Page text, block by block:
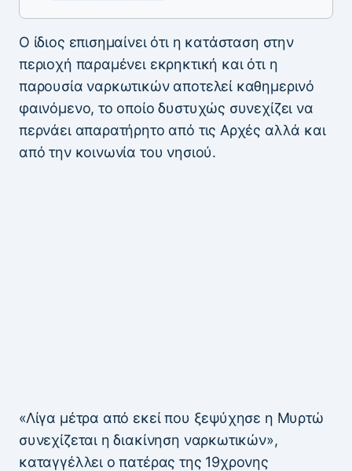
Ο ίδιος επισημαίνει ότι η κατάσταση στην
περιοχή παραμένει εκρηκτική και ότι η
παρουσία ναρκωτικών αποτελεί καθημερινό
φαινόμενο, το οποίο δυστυχώς συνεχίζει να
περνάει απαρατήρητο από τις Αρχές αλλά και
από την κοινωνία του νησιού.
«Λίγα μέτρα από εκεί που ξεψύχησε η Μυρτώ
συνεχίζεται η διακίνηση ναρκωτικών»,
καταγγέλλει ο πατέρας της 19χρονης